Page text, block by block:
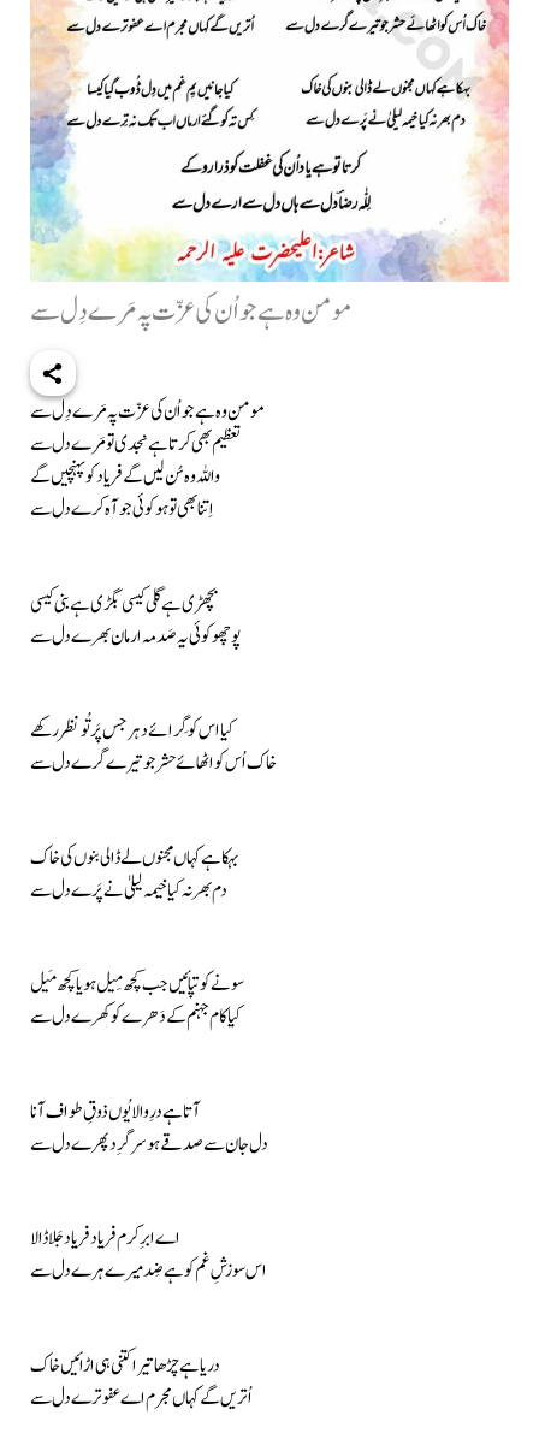
مومن وہ ہے جو اُن کی عزّت پہ مَرے دِل سے
مومن وہ ہے جو اُن کی عزّت پہ مَرے دِل سے
تعظیم بھی کرتا ہے نجدی تو مَرے دل سے
واللہ وہ سُن لیں گے فریاد کو پہنچیں گے
اِتنا بھی تو ہو کوئی جو آہ کرے دل سے
بچھڑی ہے گلی کیسی بگڑی ہے بنی کیسی
پوچھو کوئی یہ صَدمہ ارمان بھرے دل سے
کیا اس کو گِرائے دہر جس پَر تُو نظر رکھے
خاک اُس کو اٹھائے حشر جو تیرے گرے دل سے
بہکا ہے کہاں مجنوں لے ڈالی بنوں کی خاک
دم بھر نہ کیا خیمہ لیلیٰ نے پَرے دل سے
سونے کو تپائیں جب کچھ مِیل ہو یا کچھ مَیل
کیا کام جہنم کے دَھرے کو کھرے دل سے
آتا ہے درِ والا یُوں ذوقِ طواف آنا
دل جان سے صدقے ہو سر گرِد پھرے دل سے
اے ابرِ کرم فریاد فریاد جَلا ڈالا
اس سوزشِ غم کو ہے ضِد میرے ہرے دل سے
دریا ہے چڑھا تیرا کتنی ہی اڑائیں خاک
اُتریں گے کہاں مجرم اے عفو ترے دل سے